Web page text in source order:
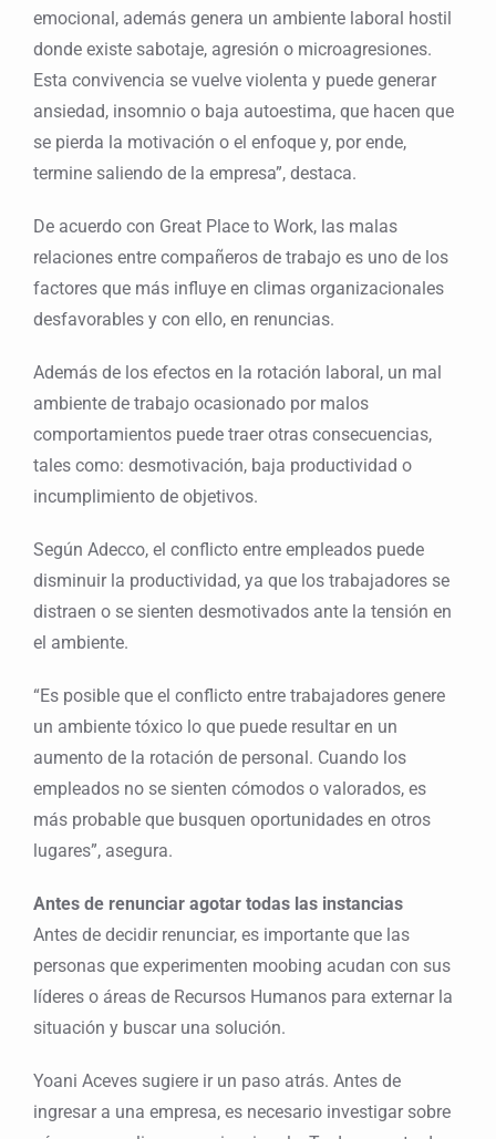
emocional, además genera un ambiente laboral hostil
donde existe sabotaje, agresión o microagresiones.
Esta convivencia se vuelve violenta y puede generar
ansiedad, insomnio o baja autoestima, que hacen que
se pierda la motivación o el enfoque y, por ende,
termine saliendo de la empresa”, destaca.
De acuerdo con Great Place to Work, las malas
relaciones entre compañeros de trabajo es uno de los
factores que más influye en climas organizacionales
desfavorables y con ello, en renuncias.
Además de los efectos en la rotación laboral, un mal
ambiente de trabajo ocasionado por malos
comportamientos puede traer otras consecuencias,
tales como: desmotivación, baja productividad o
incumplimiento de objetivos.
Según Adecco, el conflicto entre empleados puede
disminuir la productividad, ya que los trabajadores se
distraen o se sienten desmotivados ante la tensión en
el ambiente.
“Es posible que el conflicto entre trabajadores genere
un ambiente tóxico lo que puede resultar en un
aumento de la rotación de personal. Cuando los
empleados no se sienten cómodos o valorados, es
más probable que busquen oportunidades en otros
lugares”, asegura.
Antes de renunciar agotar todas las instancias
Antes de decidir renunciar, es importante que las
personas que experimenten moobing acudan con sus
líderes o áreas de Recursos Humanos para externar la
situación y buscar una solución.
Yoani Aceves sugiere ir un paso atrás. Antes de
ingresar a una empresa, es necesario investigar sobre